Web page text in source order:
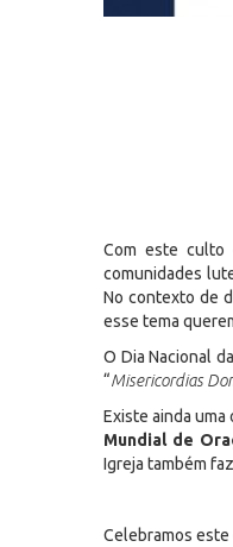
Com este culto
comunidades
No contexto de
esse tema
O Dia Nacional
“Misericordias
Existe ainda uma
Mundial de
Igreja também
Celebramos este